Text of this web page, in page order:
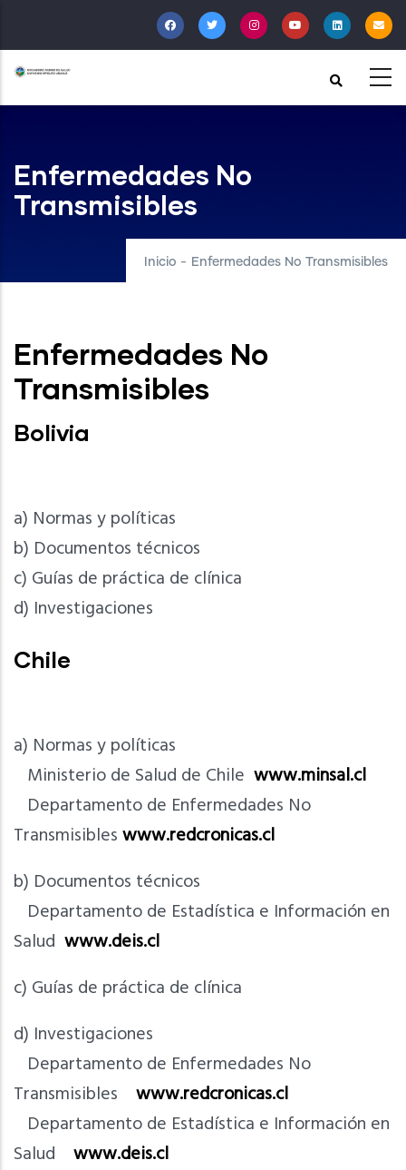
al
contenido
principal
Enfermedades No
Transmisibles
Inicio - Enfermedades No Transmisibles
Enfermedades No
Transmisibles
Bolivia
a) Normas y políticas
b) Documentos técnicos
c) Guías de práctica de clínica
d) Investigaciones
Chile
a) Normas y políticas
Ministerio de Salud de Chile www.minsal.cl
Departamento de Enfermedades No
Transmisibleswww.redcronicas.cl
b) Documentos técnicos
Departamento de Estadística e Información en
Salud www.deis.cl
c) Guías de práctica de clínica
d) Investigaciones
Departamento de Enfermedades No
Transmisibles www.redcronicas.cl
Departamento de Estadística e Información en
Salud www.deis.cl